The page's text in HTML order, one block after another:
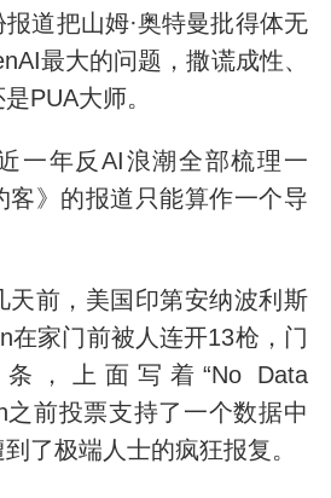
道把山姆·奥特曼批得体无
最大的问题，撒谎成性、
PUA大师。
一年反AI浪潮全部梳理一
客》的报道只能算作一个导
天前，美国印第安纳波利斯
在家门前被人连开13枪，门
，上面写着“No Data
之前投票支持了一个数据中
了极端人士的疯狂报复。